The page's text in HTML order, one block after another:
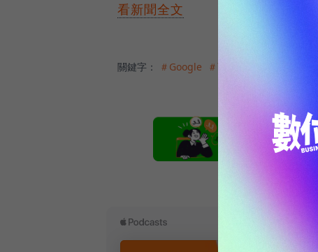
看新聞全文
關鍵字： ＃Google ＃百度